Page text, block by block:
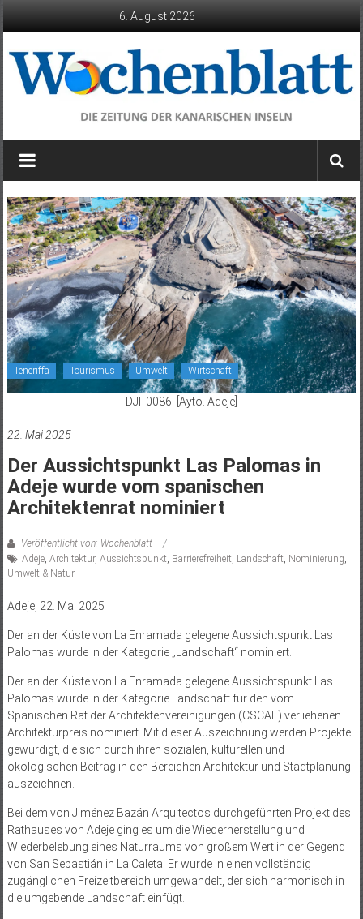
6. August 2026
Wochenblatt
die
der
Kanarischen
Inseln
Teneriffa Tourismus Umwelt Wirtschaft
DJI_0086. [Ayto. Adeje]
22. Mai 2025
Der Aussichtspunkt Las Palomas in
Adeje wurde vom spanischen
Architektenrat nominiert
Veröffentlicht von: Wochenblatt
Adeje, Architektur, Aussichtspunkt Barrierefreiheit Landschaft Nominierung
Umwelt & Natur
Adeje, 22. Mai 2025
Der an der Küste von La Enramada gelegene Aussichtspunkt Las
Palomas wurde in der Kategorie „Landschaft“ nominiert.
Der an der Küste von La Enramada gelegene Aussichtspunkt Las
Palomas wurde in der Kategorie Landschaft für den vom
Spanischen Rat der Architektenvereinigungen (CSCAE) verliehenen
Architekturpreis nominiert. Mit dieser Auszeichnung werden Projekte
gewürdigt, die sich durch ihren sozialen, kulturellen und
ökologischen Beitrag in den Bereichen Architektur und Stadtplanung
auszeichnen.
Bei dem von Jiménez Bazán Arquitectos durchgeführten Projekt des
Rathauses von Adeje ging es um die Wiederherstellung und
Wiederbelebung eines Naturraums von großem Wert in der Gegend
von San Sebastián in La Caleta. Er wurde in einen vollständig
zugänglichen Freizeitbereich umgewandelt, der sich harmonisch in
die umgebende Landschaft einfügt.